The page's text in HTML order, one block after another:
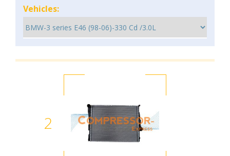
Vehicles:
2